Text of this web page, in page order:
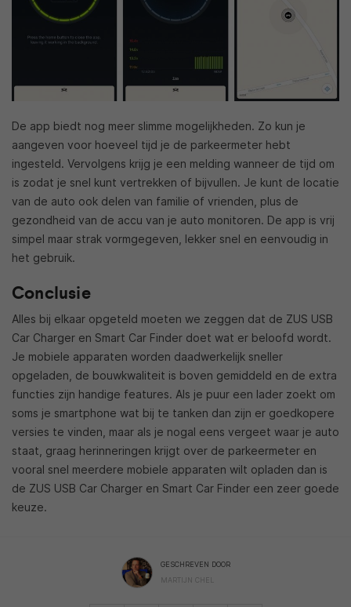
De app biedt nog meer slimme mogelijkheden. Zo kun je
aangeven voor hoeveel tijd je de parkeermeter hebt
ingesteld. Vervolgens krijg je een melding wanneer de tijd om
is zodat je snel kunt vertrekken of bijvullen. Je kunt de locatie
van de auto ook delen van familie of vrienden, plus de
gezondheid van de accu van je auto monitoren. De app is vrij
simpel maar strak vormgegeven, lekker snel en eenvoudig in
het gebruik.
Conclusie
Alles bij elkaar opgeteld moeten we zeggen dat de ZUS USB
Car Charger en Smart Car Finder doet wat er beloofd wordt.
Je mobiele apparaten worden daadwerkelijk sneller
opgeladen, de bouwkwaliteit is boven gemiddeld en de extra
functies zijn handige features. Als je puur een lader zoekt om
soms je smartphone wat bij te tanken dan zijn er goedkopere
versies te vinden, maar als je nogal eens vergeet waar je auto
staat, graag herinneringen krijgt over de parkeermeter en
vooral snel meerdere mobiele apparaten wilt opladen dan is
de ZUS USB Car Charger en Smart Car Finder een zeer goede
keuze.
GESCHREVEN DOOR
MARTIJN CHEL